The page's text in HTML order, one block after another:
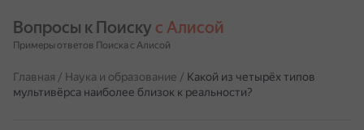
Вопросы к Поиску с Алисой
Примеры ответов Поиска с Алисой
Главная / Наука и образование / Какой из четырёх типов
мультивёрса наиболее близок к реальности?